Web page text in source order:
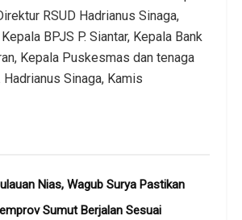
RSUD Hadrianus Sinaga,
BPJS P. Siantar, Kepala Bank
Kepala Puskesmas dan tenaga
Sinaga, Kamis
Nias, Wagub Surya Pastikan
Sumut Berjalan Sesuai